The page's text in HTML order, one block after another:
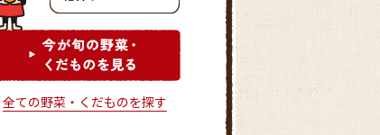
全ての野菜・くだものを探す